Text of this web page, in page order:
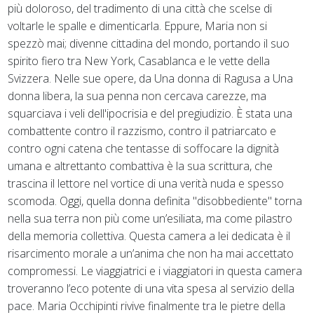
più doloroso, del tradimento di una città che scelse di
voltarle le spalle e dimenticarla. Eppure, Maria non si
spezzò mai; divenne cittadina del mondo, portando il suo
spirito fiero tra New York, Casablanca e le vette della
Svizzera. Nelle sue opere, da Una donna di Ragusa a Una
donna libera, la sua penna non cercava carezze, ma
squarciava i veli dell'ipocrisia e del pregiudizio. È stata una
combattente contro il razzismo, contro il patriarcato e
contro ogni catena che tentasse di soffocare la dignità
umana e altrettanto combattiva è la sua scrittura, che
trascina il lettore nel vortice di una verità nuda e spesso
scomoda. Oggi, quella donna definita "disobbediente" torna
nella sua terra non più come un’esiliata, ma come pilastro
della memoria collettiva. Questa camera a lei dedicata è il
risarcimento morale a un’anima che non ha mai accettato
compromessi. Le viaggiatrici e i viaggiatori in questa camera
troveranno l’eco potente di una vita spesa al servizio della
pace. Maria Occhipinti rivive finalmente tra le pietre della